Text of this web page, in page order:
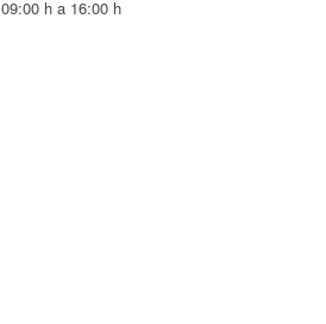
09:00 h a 16:00 h